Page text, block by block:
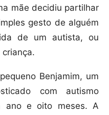
mãe decidiu partilhar
gesto de alguém
de um autista, ou
Benjamim, um
com autismo
ano e oito meses. A